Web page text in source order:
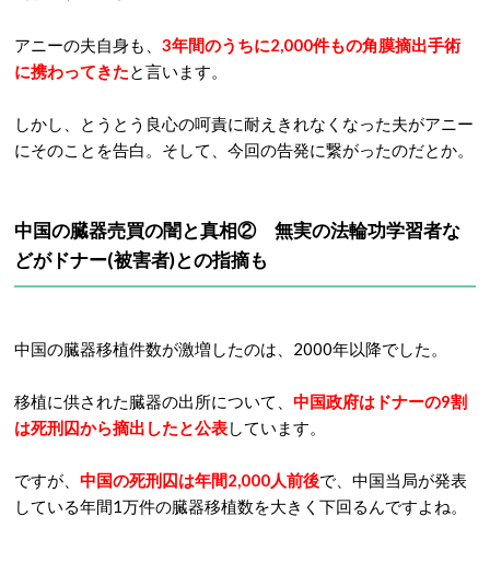
アニーの夫自身も、 3年間のうちに2,000件もの角膜摘出手術
に携わってきたと言います。
しかし、とうとう良心の呵責に耐えきれなくなった夫がアニー
にそのことを告白。そして、今回の告発に繋がったのだとか。
中国の臓器売買の闇と真相② 無実の法輪功学習者な
どがドナー(被害者)との指摘も
中国の臓器移植件数が激増したのは、2000年以降でした。
移植に供された臓器の出所について、 中国政府はドナーの9割
は死刑囚から摘出したと公表しています。
ですが、 中国の死刑囚は年間2,000人前後で、中国当局が発表
している年間1万件の臓器移植数を大きく下回るんですよね。